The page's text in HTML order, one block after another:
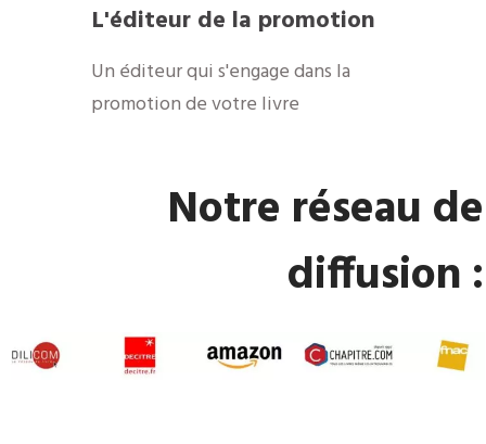
​L'éditeur de la promotion
​Un éditeur qui s'engage dans la
promotion de votre livre
​Notre réseau de
diffusion :